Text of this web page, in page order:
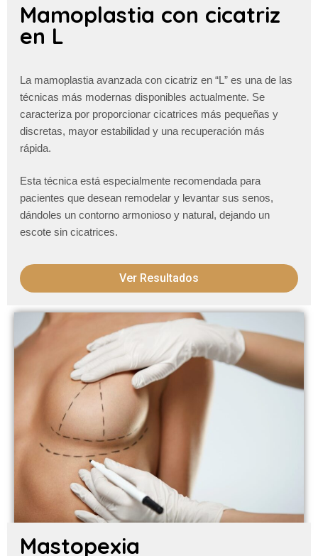
Mamoplastia con cicatriz
en L
La mamoplastia avanzada con cicatriz en “L” es una de las
técnicas más modernas disponibles actualmente. Se
caracteriza por proporcionar cicatrices más pequeñas y
discretas, mayor estabilidad y una recuperación más
rápida.
Esta técnica está especialmente recomendada para
pacientes que desean remodelar y levantar sus senos,
dándoles un contorno armonioso y natural, dejando un
escote sin cicatrices.
Ver Resultados
Mastopexia